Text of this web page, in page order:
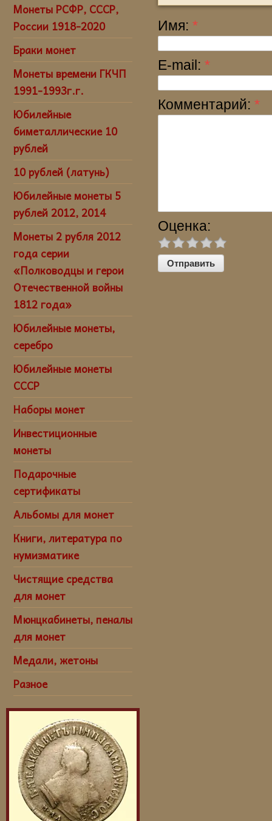
Монеты РСФР, СССР,
России 1918-2020
Браки монет
Монеты времени ГКЧП
1991-1993г.г.
Юбилейные
биметаллические 10
рублей
10 рублей (латунь)
Юбилейные монеты 5
рублей 2012, 2014
Монеты 2 рубля 2012
года серии
«Полководцы и герои
Отечественной войны
1812 года»
Юбилейные монеты,
серебро
Юбилейные монеты
СССР
Наборы монет
Инвестиционные
монеты
Подарочные
сертификаты
Альбомы для монет
Книги, литература по
нумизматике
Чистящие средства
для монет
Мюнцкабинеты, пеналы
для монет
Медали, жетоны
Разное
Имя: *
E-mail: *
Комментарий: *
Оценка: